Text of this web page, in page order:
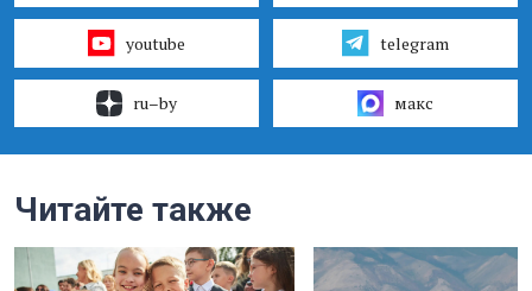
youtube telegram
ru–by макс
Читайте также